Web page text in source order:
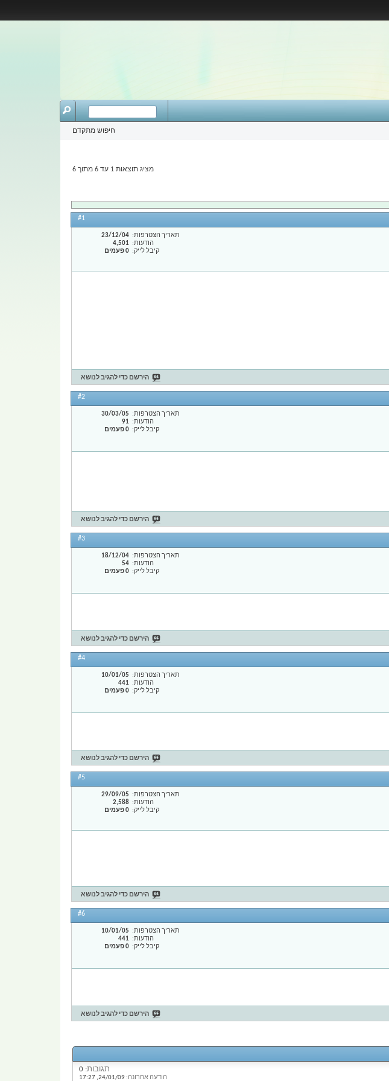
חיפוש מתקדם
מציג תוצאות 1 עד 6 מתוך 6
#1
תאריך הצטרפות
23/12/04
הודעות
4,501
קיבל לייק
0 פעמים
הירשם כדי להגיב לנושא
#2
תאריך הצטרפות
30/03/05
הודעות
91
קיבל לייק
0 פעמים
הירשם כדי להגיב לנושא
#3
תאריך הצטרפות
18/12/04
הודעות
54
קיבל לייק
0 פעמים
הירשם כדי להגיב לנושא
#4
תאריך הצטרפות
10/01/05
הודעות
441
קיבל לייק
0 פעמים
הירשם כדי להגיב לנושא
#5
תאריך הצטרפות
29/09/05
הודעות
2,588
קיבל לייק
0 פעמים
הירשם כדי להגיב לנושא
#6
תאריך הצטרפות
10/01/05
הודעות
441
קיבל לייק
0 פעמים
הירשם כדי להגיב לנושא
תגובות:
הודעה אחרונה: 17:27